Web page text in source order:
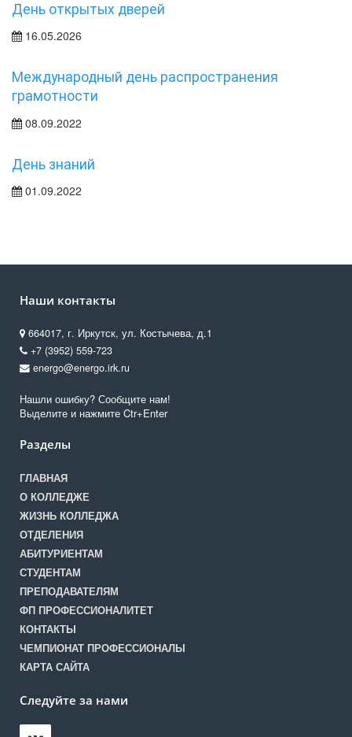
День открытых дверей
16.05.2026
Международный день распространения
грамотности
08.09.2022
День знаний
01.09.2022
Наши контакты
664017, г. Иркутск, ул. Костычева, д.1
+7 (3952) 559-723
energo@energo.irk.ru
Нашли ошибку? Сообщите нам!
Выделите и нажмите Ctr+Enter
Разделы
ГЛАВНАЯ
О КОЛЛЕДЖЕ
ЖИЗНЬ КОЛЛЕДЖА
ОТДЕЛЕНИЯ
АБИТУРИЕНТАМ
СТУДЕНТАМ
ПРЕПОДАВАТЕЛЯМ
ФП ПРОФЕССИОНАЛИТЕТ
КОНТАКТЫ
ЧЕМПИОНАТ ПРОФЕССИОНАЛЫ
КАРТА САЙТА
Следуйте за нами